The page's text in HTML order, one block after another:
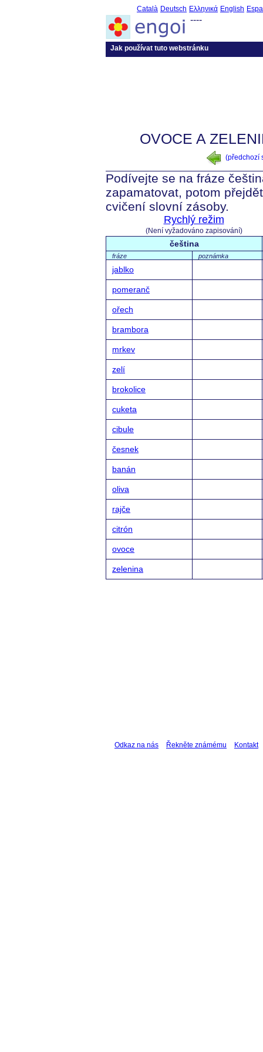
Català Deutsch Ελληνικά English
----
Jak používat tuto webstránku
OVOCE A
(předchozí
Podívejte se na fráze
zapamatovat, potom
cvičení slovní zásoby.
Rychlý režim
(Není vyžadováno zapisování)
čeština
fráze poznámka
jablko
pomeranč
ořech
brambora
mrkev
zelí
brokolice
cuketa
cibule
česnek
banán
oliva
rajče
citrón
ovoce
zelenina
Odkaz na nás Řekněte známému Kontakt